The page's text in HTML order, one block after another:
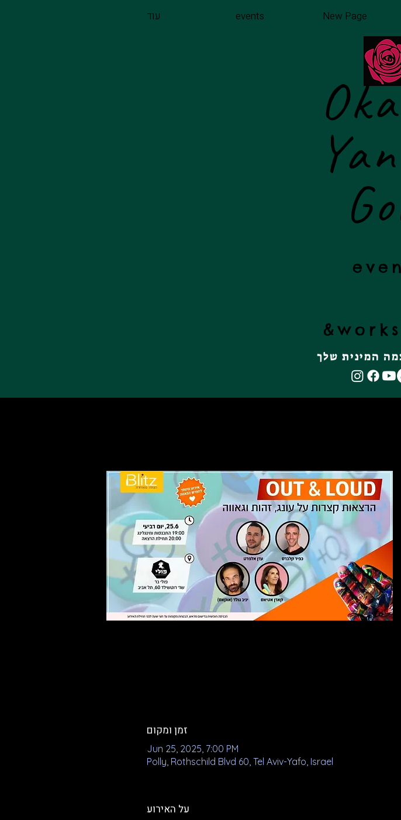
New Page
events עוד
&
המינית שלך
זמן ומקום
Jun 25, 2025, 7:00 PM
Polly, Rothschild Blvd 60, Tel Aviv-Yafo, Israel
על האירוע